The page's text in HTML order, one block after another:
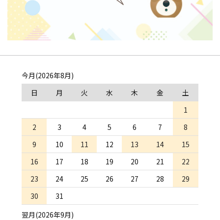
今月(2026年8月)
日
月 火 水 木 金
土
1
2
3 4 5 6 7
8
9
10 11 12 13 14
15
16
17 18 19 20 21
22
23
24 25 26 27 28
29
30
31
翌月(2026年9月)